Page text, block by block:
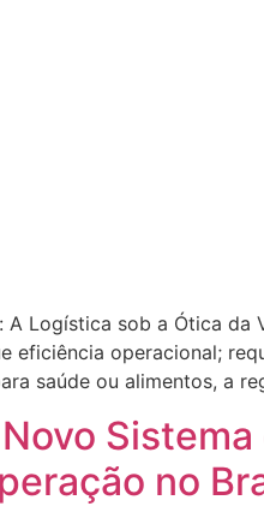
A Logística sob a Ótica
eficiência operacional;
saúde ou alimentos, a
no